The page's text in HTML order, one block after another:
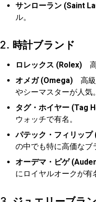
サンローラン (Saint
ル。
2. 時計ブランド
ロレックス (Rolex) 高
オメガ (Omega) 高級
やシーマスターが人気。
タグ・ホイヤー (Tag
ウォッチで有名。
パテック・フィリッ
の中でも特に高価なブ
オーデマ・ピゲ
にロイヤルオークが有